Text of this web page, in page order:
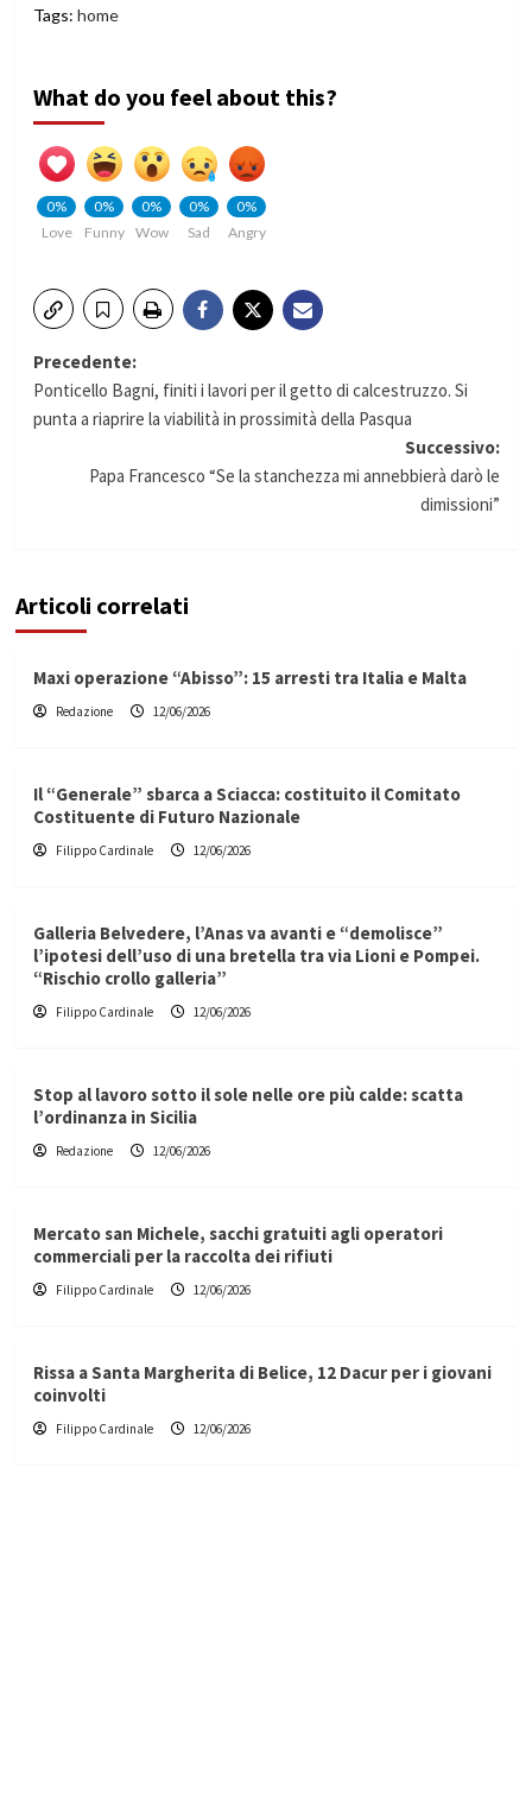
Tags: home
What do you feel about this?
0%
Love
0%
Funny
0%
Wow
0%
Sad
0%
Angry
Navigazione
articolo
Precedente:
Ponticello Bagni, finiti i lavori per il getto di calcestruzzo. Si
punta a riaprire la viabilità in prossimità della Pasqua
Successivo:
Papa Francesco “Se la stanchezza mi annebbierà darò le
dimissioni”
Articoli correlati
Maxi operazione “Abisso”: 15 arresti tra Italia e Malta
Redazione 12/06/2026
Il “Generale” sbarca a Sciacca: costituito il Comitato
Costituente di Futuro Nazionale
Filippo Cardinale 12/06/2026
Galleria Belvedere, l’Anas va avanti e “demolisce”
l’ipotesi dell’uso di una bretella tra via Lioni e Pompei.
“Rischio crollo galleria”
Filippo Cardinale 12/06/2026
Stop al lavoro sotto il sole nelle ore più calde: scatta
l’ordinanza in Sicilia
Redazione 12/06/2026
Mercato san Michele, sacchi gratuiti agli operatori
commerciali per la raccolta dei rifiuti
Filippo Cardinale 12/06/2026
Rissa a Santa Margherita di Belice, 12 Dacur per i giovani
coinvolti
Filippo Cardinale 12/06/2026